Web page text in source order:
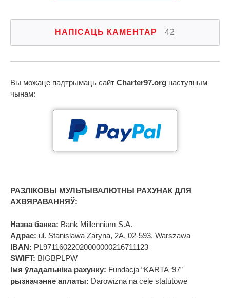
НАПІСАЦЬ КАМЕНТАР 42
Вы можаце падтрымаць сайт Charter97.org наступным
чынам:
РАЗЛІКОВЫ МУЛЬТЫВАЛЮТНЫ РАХУНАК ДЛЯ
АХВЯРАВАННЯЎ:
Назва банка: Bank Millennium S.A.
Адрас: ul. Stanislawa Zaryna, 2A, 02-593, Warszawa
IBAN: PL97116022020000000216711123
SWIFT: BIGBPLPW
Імя ўладальніка рахунку: Fundacja “KARTA ‘97”
рызначэнне аплаты: Darowizna na cele statutowe